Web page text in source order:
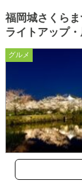
グルメ
福岡城さくら
ライトアップ